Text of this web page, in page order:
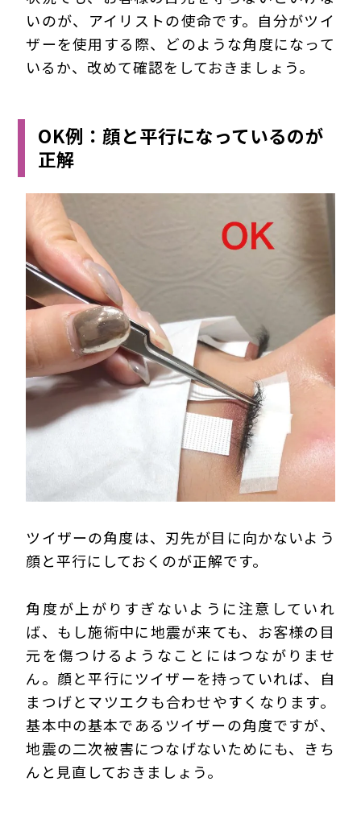
いのが、アイリストの使命です。自分がツイ
ザーを使用する際、どのような角度になって
いるか、改めて確認をしておきましょう。
OK例：顔と平行になっているのが
正解
ツイザーの角度は、刃先が目に向かないよう
顔と平行にしておくのが正解です。
角度が上がりすぎないように注意していれ
ば、もし施術中に地震が来ても、お客様の目
元を傷つけるようなことにはつながりませ
ん。顔と平行にツイザーを持っていれば、自
まつげとマツエクも合わせやすくなります。
基本中の基本であるツイザーの角度ですが、
地震の二次被害につなげないためにも、きち
んと見直しておきましょう。